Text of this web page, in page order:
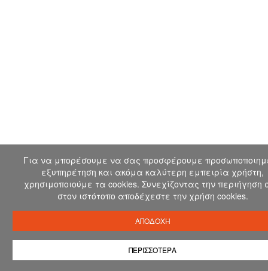
Για να μπορέσουμε να σας προσφέρουμε
εξυπηρέτηση και ακόμα καλύτερη εμπειρία χρήστη,
χρησιμοποιούμε τα cookies. Συνεχίζοντας την περιήγηση
στον ιστότοπο αποδέχεστε την χρήση cookies.
ΑΠΟΔΟΧΗ
ΠΕΡΙΣΣΟΤΕΡΑ